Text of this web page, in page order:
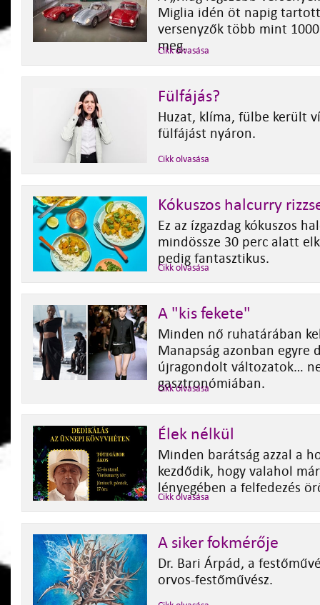
Miglia idén öt napig
versenyzők több mint
meg.
Cikk olvasása
Fülfájás?
Huzat, klíma, fülbe került
fülfájást nyáron.
Cikk olvasása
Kókuszos halcurry
Ez az ízgazdag kókuszos
mindössze 30 perc alatt
pedig fantasztikus.
Cikk olvasása
A "kis fekete"
Minden nő ruhatárában
Manapság azonban egyre
újragondolt változatok…
gasztronómiában.
Cikk olvasása
Élek nélkül
Minden barátság azzal a
kezdődik, hogy valahol
lényegében a felfedezés
Cikk olvasása
A siker fokmérője
Dr. Bari Árpád, a
orvos-festőművész.